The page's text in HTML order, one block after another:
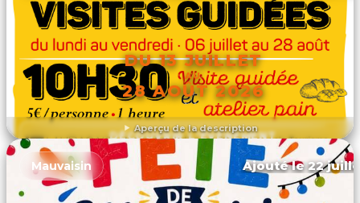
Aperçu de la description
DU 13 JUILLET
AU
28 AOÛT 2026
DÉCOUVRIR L'ÉVÉNEMENT
Mauvaisin Ajouté le 22